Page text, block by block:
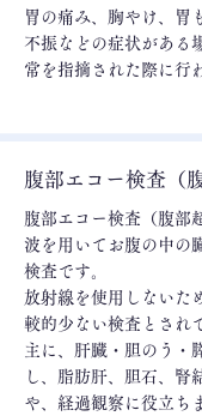
胃の痛み、胸やけ、胃
不振などの症状がある
常を指摘された際に行
腹部エコー検査（
腹部エコー検査（腹部
波を用いてお腹の中の
検査です。
放射線を使用しないた
較的少ない検査とされ
主に、肝臓・胆のう・
し、脂肪肝、胆石、腎
や、経過観察に役立ち